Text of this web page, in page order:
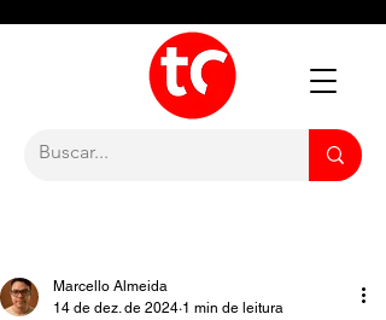
Marcello Almeida
14 de dez. de 2024 1 min de leitura